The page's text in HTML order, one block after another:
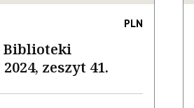
PLN
Biblioteki
zeszyt 41.